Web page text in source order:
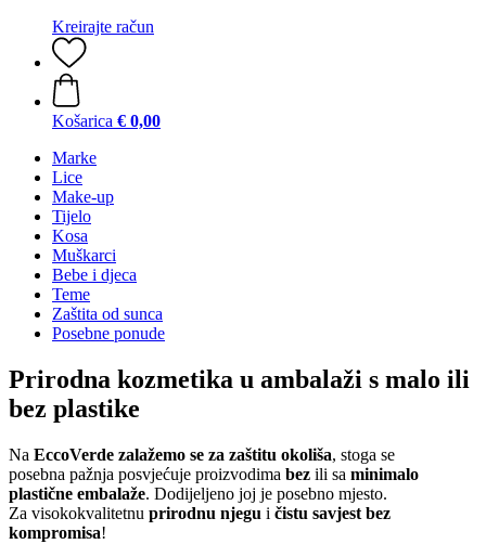
Kreirajte račun
Košarica € 0,00
Marke
Lice
Make-up
Tijelo
Kosa
Muškarci
Bebe i djeca
Teme
Zaštita od sunca
Posebne ponude
Prirodna kozmetika u ambalaži s malo ili
bez plastike
Na EccoVerde zalažemo se za zaštitu okoliša, stoga se
posebna pažnja posvjećuje proizvodima bez ili sa minimalo
plastične embalaže. Dodijeljeno joj je posebno mjesto.
Za visokokvalitetnu prirodnu njegu i čistu savjest bez
kompromisa!